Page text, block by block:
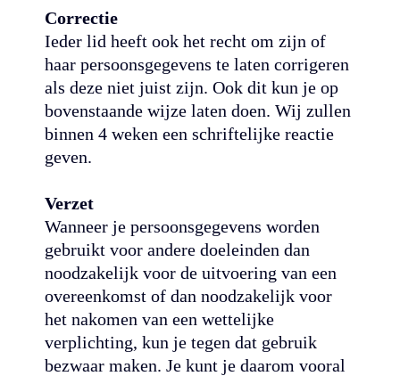
Correctie
Ieder lid heeft ook het recht om zijn of
haar persoonsgegevens te laten corrigeren
als deze niet juist zijn. Ook dit kun je op
bovenstaande wijze laten doen. Wij zullen
binnen 4 weken een schriftelijke reactie
geven.
Verzet
Wanneer je persoonsgegevens worden
gebruikt voor andere doeleinden dan
noodzakelijk voor de uitvoering van een
overeenkomst of dan noodzakelijk voor
het nakomen van een wettelijke
verplichting, kun je tegen dat gebruik
bezwaar maken. Je kunt je daarom vooral